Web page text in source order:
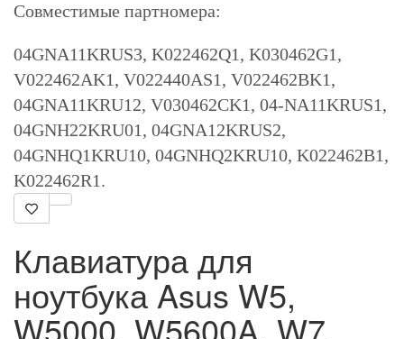
Совместимые партномера:
04GNA11KRUS3, K022462Q1, K030462G1,
V022462AK1, V022440AS1, V022462BK1,
04GNA11KRU12, V030462CK1, 04-NA11KRUS1,
04GNH22KRU01, 04GNA12KRUS2,
04GNHQ1KRU10, 04GNHQ2KRU10, K022462B1,
K022462R1.
Клавиатура для
ноутбука Asus W5,